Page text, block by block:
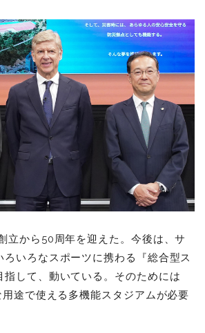
立から50周年を迎えた。今後は、サ
ろいろなスポーツに携わる『総合型ス
指して、動いている。そのためには
途で使える多機能スタジアムが必要